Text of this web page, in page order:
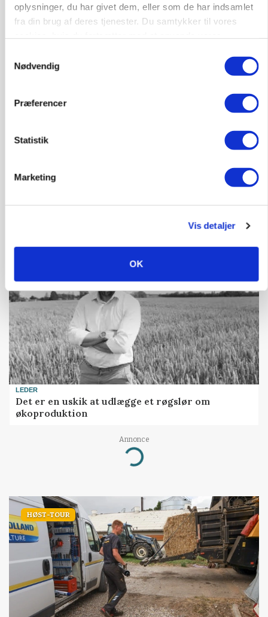
oplysninger, du har givet dem, eller som de har indsamlet
fra din brug af deres tjenester. Du samtykker til vores
Nødvendig
Præferencer
Statistik
Marketing
Vis detaljer
OK
INDLAND
Bekræftet: Sætter droner ind mod problemulv
LEDER
Det er en uskik at udlægge et røgslør om
økoproduktion
Annonce
Loading...
HØST-TOUR